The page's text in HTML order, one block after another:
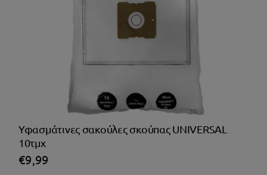
Υφασμάτινες σακούλες σκούπας UNIVERSAL
10τμχ
€9,99